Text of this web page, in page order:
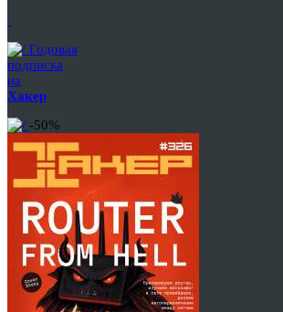
Годовая
подписка
на
Хакер
-50%